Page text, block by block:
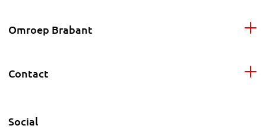
Omroep Brabant
Contact
Social